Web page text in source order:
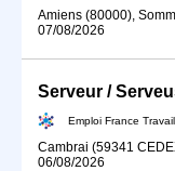
Amiens (80000),
07/08/2026
Serveur /
Emploi France Travail
Cambrai (59341
06/08/2026